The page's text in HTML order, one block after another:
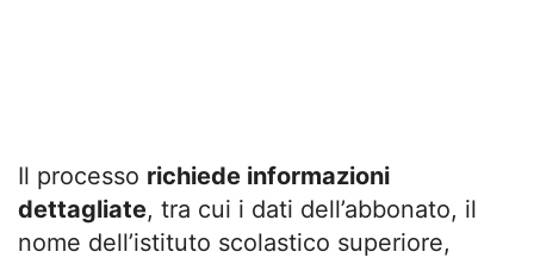
Il processo richiede informazioni
dettagliate, tra cui i dati dell’abbonato, il
nome dell’istituto scolastico superiore,